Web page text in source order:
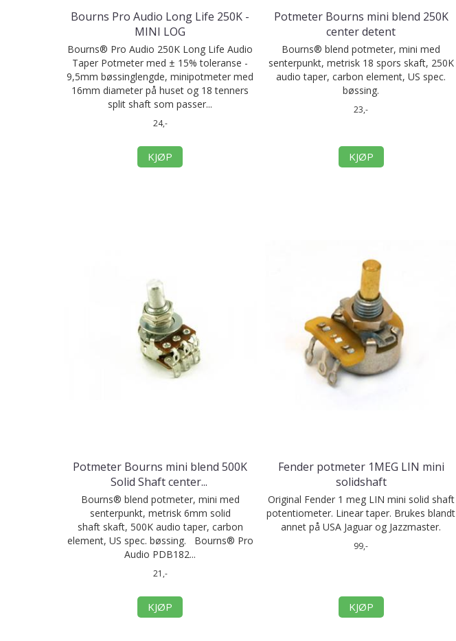
Bourns Pro Audio Long Life 250K -
MINI LOG
Bourns® Pro Audio 250K Long Life Audio
Taper Potmeter med ± 15% toleranse -
9,5mm bøssinglengde, minipotmeter med
16mm diameter på huset og 18 tenners
split shaft som passer...
24,-
KJØP
Potmeter Bourns mini blend 250K
center detent
Bourns® blend potmeter, mini med
senterpunkt, metrisk 18 spors skaft, 250K
audio taper, carbon element, US spec.
bøssing.
23,-
KJØP
Potmeter Bourns mini blend 500K
Solid Shaft center...
Bourns® blend potmeter, mini med
senterpunkt, metrisk 6mm solid
shaft skaft, 500K audio taper, carbon
element, US spec. bøssing. Bourns® Pro
Audio PDB182...
21,-
KJØP
Fender potmeter 1MEG LIN mini
solidshaft
Original Fender 1 meg LIN mini solid shaft
potentiometer. Linear taper. Brukes blandt
annet på USA Jaguar og Jazzmaster.
99,-
KJØP